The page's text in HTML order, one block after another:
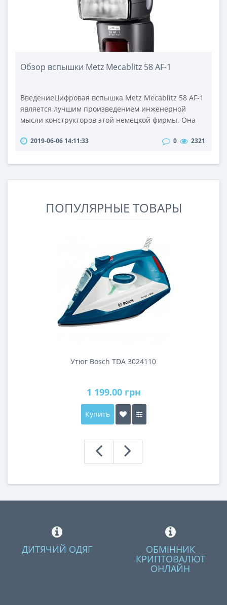
Обзор вспышки Metz Mecablitz 58 AF-1
ВведениеЦифровая вспышка Metz Mecablitz 58 AF-1
является лучшим произведением инженерной
мысли конструкторов этой немецкой фирмы. Она
включают высокую скорость синхронизации,
т.д.Качество сборки вспышки отличное. Корпус,
2019-06-06 14:11:33 0 2321
ПОПУЛЯРНЫЕ ТОВАРЫ
Утюг Bosch TDA 3024110
1 199.00 грн
Купить
ДИТЯЧИЙ ОДЯГ ОБМІННИК
КРИПТОВАЛЮТ
ОНЛАЙН